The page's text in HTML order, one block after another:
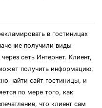
в гостиницах
получили виды
сеть Интернет. Клиент,
получить информацию,
найти сайт гостиницы, и
по мере того, как
что клиент сам